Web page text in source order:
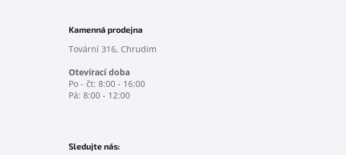
Kamenná prodejna
Tovární 316, Chrudim
Otevírací doba
Po - čt: 8:00 - 16:00
Pá: 8:00 - 12:00
Sledujte nás: